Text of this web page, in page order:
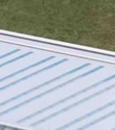
сургалт, багаар
танилцах,
хэлбэрээр зохион
Үндэсний хорооны
төв болон Тээврийн